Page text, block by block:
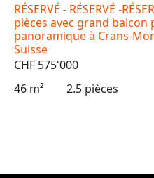
RÉSERVÉ - RÉSERVÉ -
pièces avec grand balcon
panoramique à Crans-
Suisse
CHF 575'000
46 m²
2.5 pièces